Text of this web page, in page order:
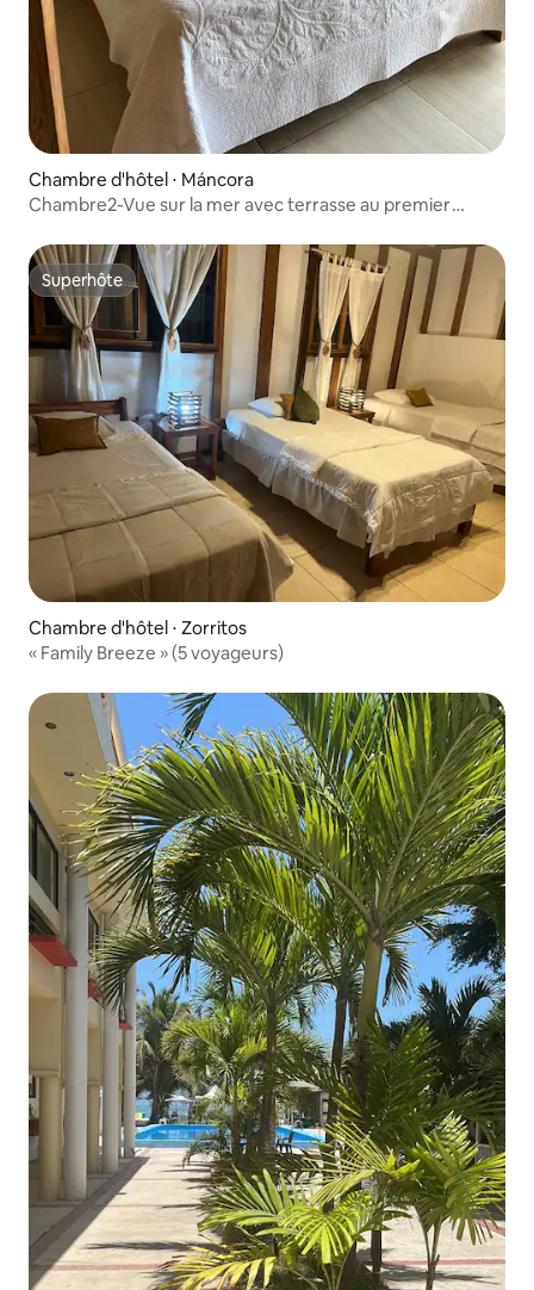
Chambre d'hôtel ⋅ Máncora
Chambre2-Vue sur la mer avec terrasse au premier
Superhôte
Superhôte
Chambre d'hôtel ⋅ Zorritos
« Family Breeze » (5 voyageurs)